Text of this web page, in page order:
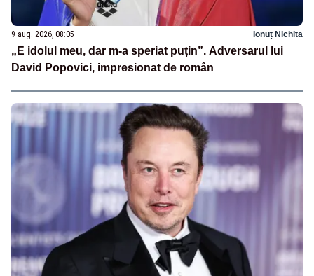
9 aug. 2026, 08:05 Ionuț Nichita
„E idolul meu, dar m-a speriat puțin”. Adversarul lui
David Popovici, impresionat de român